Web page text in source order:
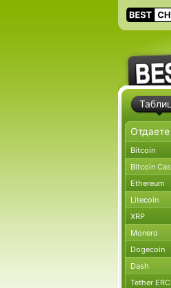
Bitcoin
Bitcoin
Ethereum
Litecoin
XRP
Monero
Dogecoin
Dash
Tether